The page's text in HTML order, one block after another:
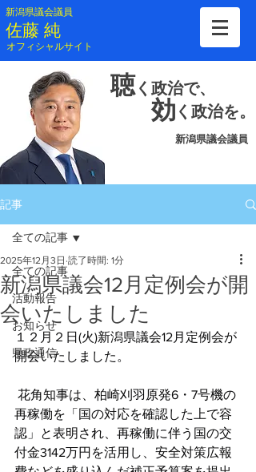
新潟県議会議員
​佐藤 純
​オフィシャルサイト
聴 く 政治で、
効 く 政治を。
新潟県議会議員
記事
全ての記事
活動報告
お知らせ
県政通信
全ての記事
新潟県議会12月定例会が開
会いたしました
2025年12月3日 読了時間: 1分
１２月２日(火)新潟県議会12月定例会が
開会いたしました。
花角知事は、柏崎刈羽原発6・7号機の
再稼働を「国の対応を確認した上で容
認」と表明され、再稼働に伴う国の交
付金3142万円を活用し、安全対策広報